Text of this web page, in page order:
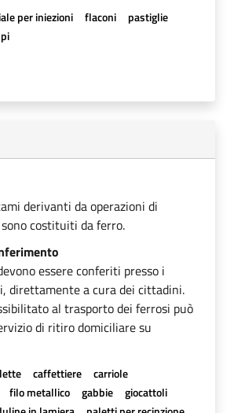
per iniezioni flaconi
pastiglie
derivanti da operazioni di
costituiti da ferro.
essere conferiti presso i
direttamente a cura dei cittadini.
al trasporto dei ferrosi può
di ritiro domiciliare su
caffettiere
carriole
filo metallico gabbie
giocattoli